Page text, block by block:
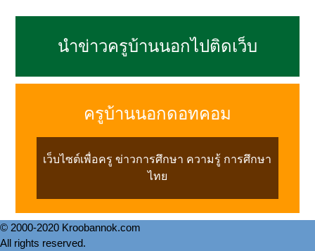
นำข่าวครูบ้านนอกไปติดเว็บ
ครูบ้านนอกดอทคอม
เว็บไซต์เพื่อครู ข่าวการศึกษา ความรู้ การศึกษา
ไทย
© 2000-2020 Kroobannok.com
All rights reserved.